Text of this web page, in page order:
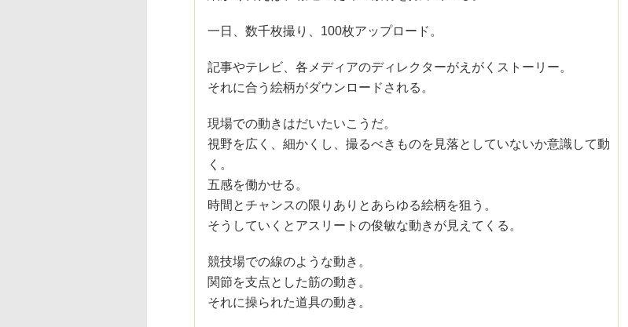
一日、数千枚撮り、100枚アップロード。
記事やテレビ、各メディアのディレクターがえがくストーリー。
それに合う絵柄がダウンロードされる。
現場での動きはだいたいこうだ。
視野を広く、細かくし、撮るべきものを見落としていないか意識して動
く。
五感を働かせる。
時間とチャンスの限りありとあらゆる絵柄を狙う。
そうしていくとアスリートの俊敏な動きが見えてくる。
競技場での線のような動き。
関節を支点とした筋の動き。
それに操られた道具の動き。